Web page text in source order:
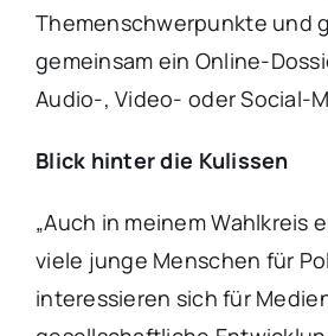
Themenschwerpunkte und
gemeinsam ein Online-
Audio-, Video- oder Social-
Blick hinter die Kulissen
„Auch in meinem Wahlkreis
viele junge Menschen für
interessieren sich für